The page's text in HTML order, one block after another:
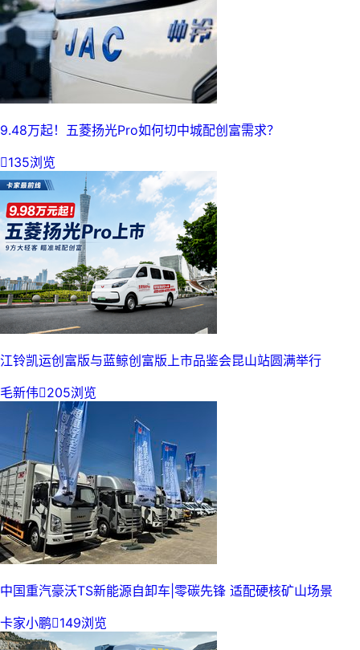
9.48万起！五菱扬光Pro如何切中城配创富需求？
135浏览
江铃凯运创富版与蓝鲸创富版上市品鉴会昆山站圆满举行
毛新伟205浏览
中国重汽豪沃TS新能源自卸车|零碳先锋 适配硬核矿山场景
卡家小鹏149浏览